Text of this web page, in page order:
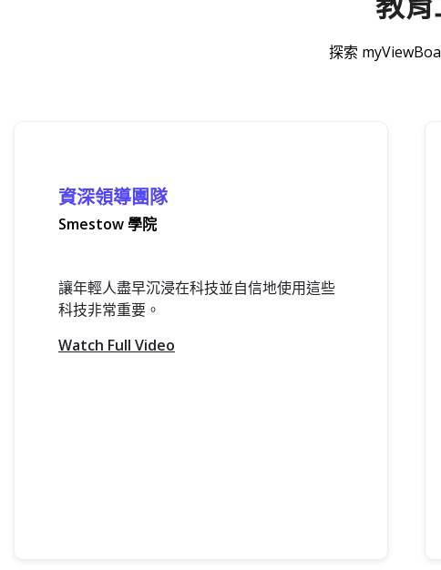
探索
資深領導團隊
Smestow 學院
讓年輕人盡早沉浸在科技並自信地使用這些
科技非常重要。
Watch Full Video